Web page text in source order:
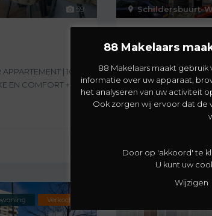
59
| 105
EN COMFORT +
Schildersbuurt-
€ 265.000
Sfeervol
stadswijk! Welkom
54 in De[meer]
2
Verkocht
88 Makelaars
88 Makelaars maakt
informatie over uw apparaat,
het analyseren van uw activiteit
Ook zorgen wij ervoor dat de
Door op 'akkoord' te
U kunt uw
Wijzigen